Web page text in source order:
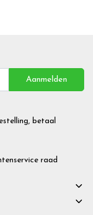
Aanmelden
betaal
raad